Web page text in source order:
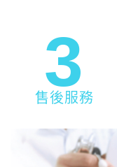
3
售後服務